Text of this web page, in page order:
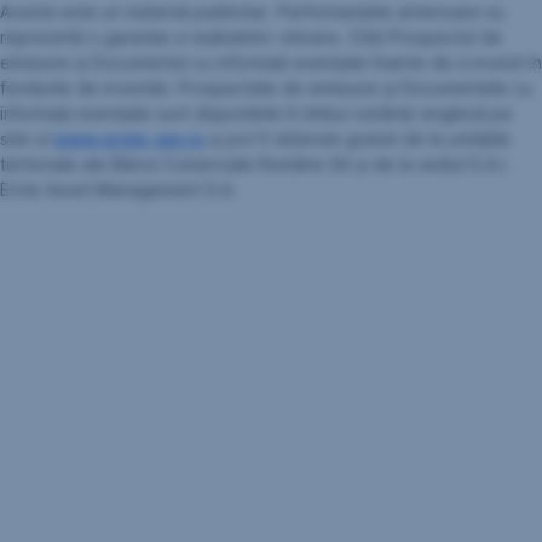
Acesta este un material publicitar. Performanţele anterioare nu
reprezintă o garanţie a realizărilor viitoare. Citiţi Prospectul de
emisiune şi Documentul cu informații esențiale înainte de a investi în
fondurile de investiții. Prospectele de emisiune şi Documentele cu
informații esențiale sunt disponibile în limba română/ engleză pe
site-ul
www.erste-am.ro
teritoriale ale Băncii Comerciale Române SA şi de la sediul S.A.I.
Erste Asset Management S.A.